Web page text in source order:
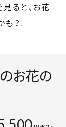
ると、お花
？！
お花の